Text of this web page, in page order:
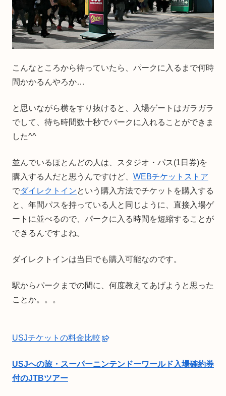
こんなところから待っていたら、パークに入るまで何時
間かかるんやろか…
と思いながら横をすり抜けると、入場ゲートはガラガラ
でして、待ち時間数十秒でパークに入れることができま
した^^
並んでいるほとんどの人は、スタジオ・パス(1日券)を
購入する人だと思うんですけど、 WEBチケットストア
でダイレクトインという購入方法でチケットを購入する
と、年間パスを持っている人と同じように、直接入場ゲ
ートに並べるので、パークに入る時間を短縮することが
できるんですよね。
ダイレクトインは当日でも購入可能なのです。
駅からパークまでの間に、何度教えてあげようと思った
ことか。。。
USJチケットの料金比較
USJへの旅・スーパーニンテンドーワールド入場確約券
付のJTBツアー